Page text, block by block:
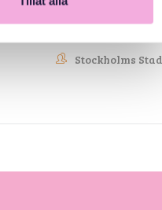
Stockholms Stad